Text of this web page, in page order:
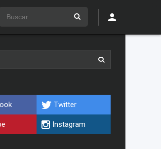
Twitter
Instagram